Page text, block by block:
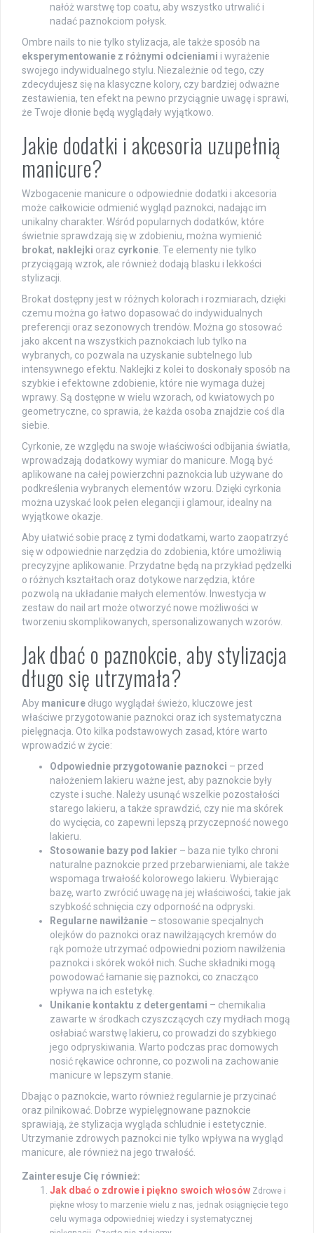
nałóż warstwę top coatu, aby wszystko utrwalić i
nadać paznokciom połysk.
Ombre nails to nie tylko stylizacja, ale także sposób na
eksperymentowanie z różnymi odcieniami i wyrażenie
swojego indywidualnego stylu. Niezależnie od tego, czy
zdecydujesz się na klasyczne kolory, czy bardziej odważne
zestawienia, ten efekt na pewno przyciągnie uwagę i sprawi,
że Twoje dłonie będą wyglądały wyjątkowo.
Jakie dodatki i akcesoria uzupełnią
manicure?
Wzbogacenie manicure o odpowiednie dodatki i akcesoria
może całkowicie odmienić wygląd paznokci, nadając im
unikalny charakter. Wśród popularnych dodatków, które
świetnie sprawdzają się w zdobieniu, można wymienić
brokat, naklejki oraz cyrkonie . Te elementy nie tylko
przyciągają wzrok, ale również dodają blasku i lekkości
stylizacji.
Brokat dostępny jest w różnych kolorach i rozmiarach, dzięki
czemu można go łatwo dopasować do indywidualnych
preferencji oraz sezonowych trendów. Można go stosować
jako akcent na wszystkich paznokciach lub tylko na
wybranych, co pozwala na uzyskanie subtelnego lub
intensywnego efektu. Naklejki z kolei to doskonały sposób na
szybkie i efektowne zdobienie, które nie wymaga dużej
wprawy. Są dostępne w wielu wzorach, od kwiatowych po
geometryczne, co sprawia, że każda osoba znajdzie coś dla
siebie.
Cyrkonie, ze względu na swoje właściwości odbijania światła,
wprowadzają dodatkowy wymiar do manicure. Mogą być
aplikowane na całej powierzchni paznokcia lub używane do
podkreślenia wybranych elementów wzoru. Dzięki cyrkonia
można uzyskać look pełen elegancji i glamour, idealny na
wyjątkowe okazje.
Aby ułatwić sobie pracę z tymi dodatkami, warto zaopatrzyć
się w odpowiednie narzędzia do zdobienia, które umożliwią
precyzyjne aplikowanie. Przydatne będą na przykład pędzelki
o różnych kształtach oraz dotykowe narzędzia, które
pozwolą na układanie małych elementów. Inwestycja w
zestaw do nail art może otworzyć nowe możliwości w
tworzeniu skomplikowanych, spersonalizowanych wzorów.
Jak dbać o paznokcie, aby stylizacja
długo się utrzymała?
Aby manicure długo wyglądał świeżo, kluczowe jest
właściwe przygotowanie paznokci oraz ich systematyczna
pielęgnacja. Oto kilka podstawowych zasad, które warto
wprowadzić w życie:
Odpowiednie przygotowanie paznokci – przed
nałożeniem lakieru ważne jest, aby paznokcie były
czyste i suche. Należy usunąć wszelkie pozostałości
starego lakieru, a także sprawdzić, czy nie ma skórek
do wycięcia, co zapewni lepszą przyczepność nowego
lakieru.
Stosowanie bazy pod lakier – baza nie tylko chroni
naturalne paznokcie przed przebarwieniami, ale także
wspomaga trwałość kolorowego lakieru. Wybierając
bazę, warto zwrócić uwagę na jej właściwości, takie jak
szybkość schnięcia czy odporność na odpryski.
Regularne nawilżanie – stosowanie specjalnych
olejków do paznokci oraz nawilżających kremów do
rąk pomoże utrzymać odpowiedni poziom nawilżenia
paznokci i skórek wokół nich. Suche składniki mogą
powodować łamanie się paznokci, co znacząco
wpływa na ich estetykę.
Unikanie kontaktu z detergentami – chemikalia
zawarte w środkach czyszczących czy mydłach mogą
osłabiać warstwę lakieru, co prowadzi do szybkiego
jego odpryskiwania. Warto podczas prac domowych
nosić rękawice ochronne, co pozwoli na zachowanie
manicure w lepszym stanie.
Dbając o paznokcie, warto również regularnie je przycinać
oraz pilnikować. Dobrze wypielęgnowane paznokcie
sprawiają, że stylizacja wygląda schludnie i estetycznie.
Utrzymanie zdrowych paznokci nie tylko wpływa na wygląd
manicure, ale również na jego trwałość.
Zainteresuje Cię również:
Jak dbać o zdrowie i piękno swoich włosów Zdrowe i
piękne włosy to marzenie wielu z nas, jednak osiągnięcie tego
celu wymaga odpowiedniej wiedzy i systematycznej